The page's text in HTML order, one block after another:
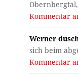
Kommentar
Werner
sich beim
Kommentar